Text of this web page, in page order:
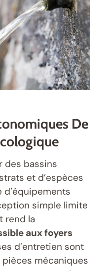
De
des bassins
et d’espèces
d’équipements
simple limite
rend la
aux foyers
d’entretien sont
pièces mécaniques